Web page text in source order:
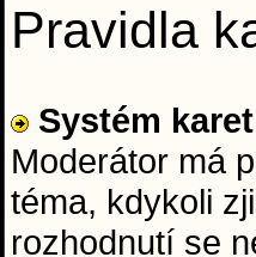
Pravidla
Systém karet
Moderátor má
téma, kdykoli
rozhodnutí se